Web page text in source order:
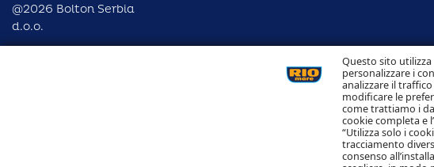
Questo sito
personalizzare i
analizzare il
modificare le
come trattiamo i
cookie completa e
“Utilizza solo i
tracciamento
consenso
@2026 Bolton Serbia
d.o.o.